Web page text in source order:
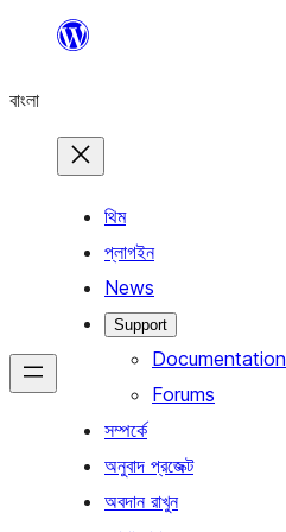
যান
বাংলা
থিম
প্লাগইন
News
Support
Documentation
Forums
সম্পর্কে
অনুবাদ প্রজেক্ট
অবদান রাখুন